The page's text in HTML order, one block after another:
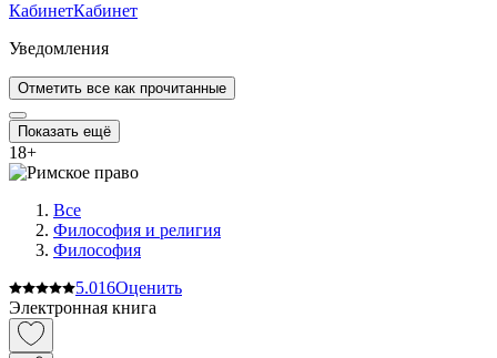
КабинетКабинет
Уведомления
Отметить все как прочитанные
Показать ещё
18+
Все
Философия и религия
Философия
5.016Оценить
Электронная книга